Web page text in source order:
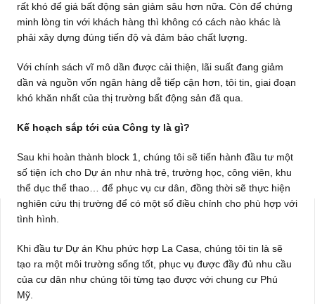
rất khó để giá bất động sản giảm sâu hơn nữa. Còn để chứng
minh lòng tin với khách hàng thì không có cách nào khác là
phải xây dựng đúng tiến độ và đảm bảo chất lượng.
Với chính sách vĩ mô dần được cải thiện, lãi suất đang giảm
dần và nguồn vốn ngân hàng dễ tiếp cận hơn, tôi tin, giai đoạn
khó khăn nhất của thị trường bất động sản đã qua.
Kế hoạch sắp tới của Công ty là gì?
Sau khi hoàn thành block 1, chúng tôi sẽ tiến hành đầu tư một
số tiện ích cho Dự án như nhà trẻ, trường học, công viên, khu
thể dục thể thao… để phục vụ cư dân, đồng thời sẽ thực hiện
nghiên cứu thị trường để có một số điều chỉnh cho phù hợp với
tình hình.
Khi đầu tư Dự án Khu phức hợp La Casa, chúng tôi tin là sẽ
tạo ra một môi trường sống tốt, phục vụ được đầy đủ nhu cầu
của cư dân như chúng tôi từng tạo được với chung cư Phú
Mỹ.